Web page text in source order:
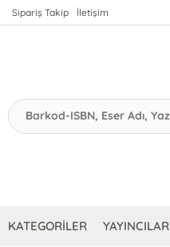
Sipariş Takip İletişim
KATEGORİLER YAYINCILAR